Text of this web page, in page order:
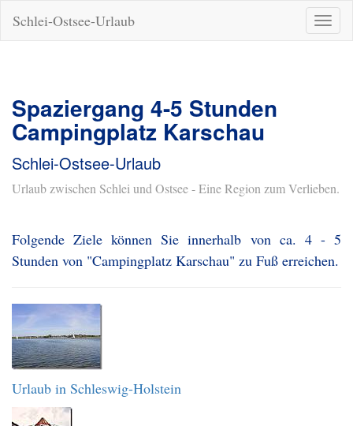
ein-/
Schlei-Ostsee-Urlaub
Spaziergang 4-5 Stunden
Campingplatz Karschau
Schlei-Ostsee-Urlaub
Urlaub zwischen Schlei und Ostsee - Eine Region zum Verlieben.
Folgende Ziele können Sie innerhalb von ca. 4 - 5
Stunden von "Campingplatz Karschau" zu Fuß erreichen.
Urlaub in Schleswig-Holstein